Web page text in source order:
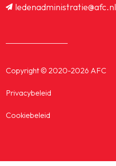
ledenadministratie@afc.nl
Copyright © 2020-2026 AFC
Privacybeleid
Cookiebeleid